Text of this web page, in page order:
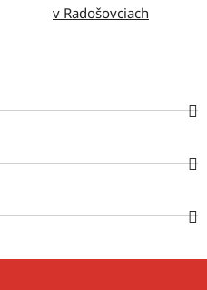
v Radošovciach